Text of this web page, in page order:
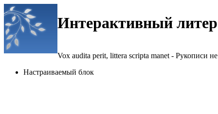
Интерактивный
Vox audita perit, littera scripta manet - Рукописи не
Настраиваемый блок